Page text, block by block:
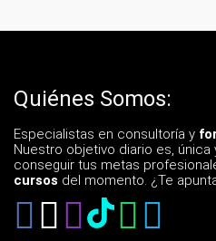
Quiénes Somos:
Especialistas en consultoría y
Nuestro objetivo diario es,
conseguir tus metas
cursos del momento. ¿Te